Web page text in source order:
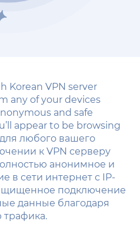
Korean VPN server
any of your devices
and safe
appear to be browsing
любого вашего
к VPN серверу
анонимное и
в сети интернет с IP-
подключение
данные благодаря